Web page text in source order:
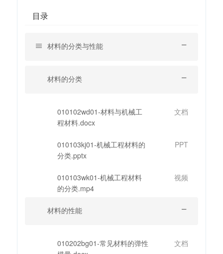
目录
材料的分类与性能
材料的分类
010102wd01-材料与机械工
程材料.docx
文档
010103kj01-机械工程材料的
分类.pptx
PPT
010103wk01-机械工程材料
的分类.mp4
视频
材料的性能
010202bg01-常见材料的弹性
文档